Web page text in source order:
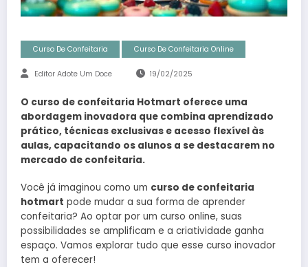
Curso De Confeitaria Curso De Confeitaria Online
Editor Adote Um Doce 19/02/2025
O curso de confeitaria Hotmart oferece uma
abordagem inovadora que combina aprendizado
prático, técnicas exclusivas e acesso flexível às
aulas, capacitando os alunos a se destacarem no
mercado de confeitaria.
Você já imaginou como um curso de confeitaria
hotmart pode mudar a sua forma de aprender
confeitaria? Ao optar por um curso online, suas
possibilidades se amplificam e a criatividade ganha
espaço. Vamos explorar tudo que esse curso inovador
tem a oferecer!